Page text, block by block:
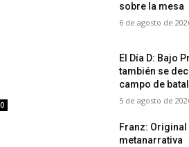
0
sobre la mesa
6 de agosto de
El Día D: Bajo
también se
campo de
5 de agosto de
Franz: Original
metanarrativa